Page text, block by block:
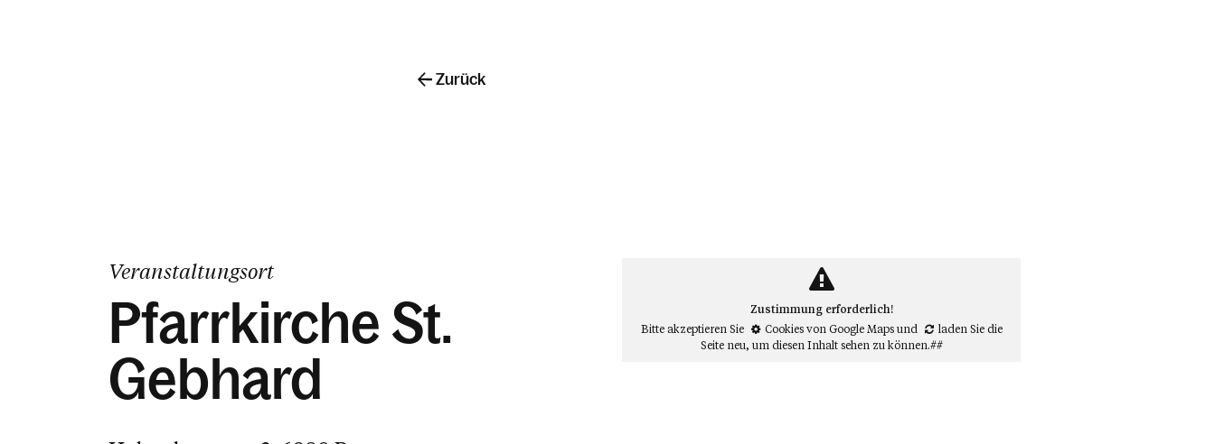
Zurück
Veranstaltungsort
Pfarrkirche St.
Gebhard
Zustimmung erforderlich!
Bitte akzeptieren Sie
Cookies von Google Mapsund
laden Sie die
Seite neu, um diesen Inhalt sehen zu können.##